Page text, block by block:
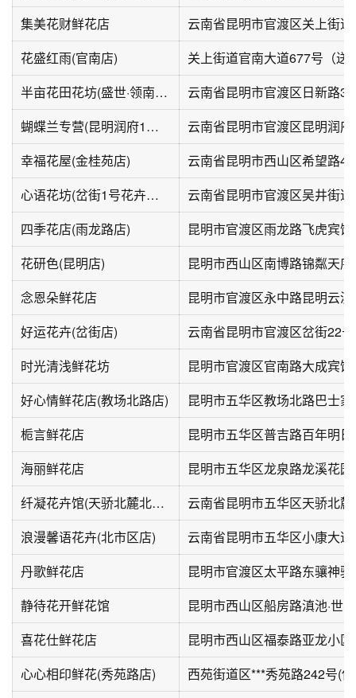
集美花财鲜花店
云南省昆明市官渡区关上街
花盛红雨(官南店)
半亩花田花坊(盛世·领南店)
云南省昆明市官渡区日新路
蝴蝶兰专营(昆明润府1期店)
云南省昆明市官渡区昆明润
幸福花屋(金桂苑店)
云南省昆明市西山区希望路
心语花坊(岔街1号花卉市场店)
云南省昆明市官渡区吴井街
四季花店(雨龙路店)
昆明市官渡区雨龙路飞虎宾
花研色(昆明店)
昆明市西山区南博路锦粼天
念恩朵鲜花店
好运花卉(岔街店)
云南省昆明市官渡区岔街22号
时光清浅鲜花坊
好心情鲜花店(教场北路店)
昆明市五华区教场北路巴士
栀言鲜花店
昆明市五华区普吉路百年明
海丽鲜花店
昆明市五华区龙泉路龙溪花
纤凝花卉馆(天骄北麓北区店)
浪漫馨语花卉(北市区店)
云南省昆明市五华区小康大
丹歌鲜花店
昆明市官渡区太平路东骧神
静待花开鲜花馆
昆明市西山区船房路滇池·世
喜花仕鲜花店
昆明市西山区福泰路亚龙小
心心相印鲜花(秀苑路店)
西苑街道区***秀苑路242号(